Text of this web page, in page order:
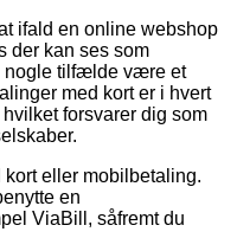
ifald en online webshop
der kan ses som
nogle tilfælde være et
med kort er i hvert
forsvarer dig som
eller mobilbetaling.
en
ViaBill, såfremt du